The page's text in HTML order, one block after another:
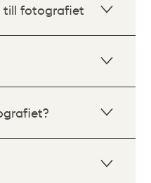
till fotografiet